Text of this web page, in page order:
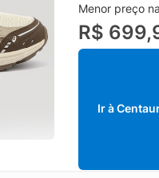
Menor preço
R$
Ir à